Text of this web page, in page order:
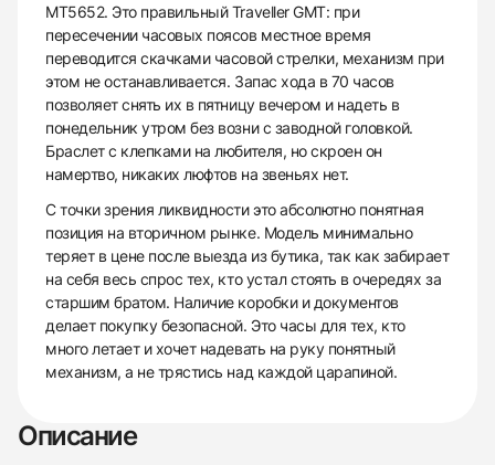
MT5652. Это правильный Traveller GMT: при
пересечении часовых поясов местное время
переводится скачками часовой стрелки, механизм при
этом не останавливается. Запас хода в 70 часов
позволяет снять их в пятницу вечером и надеть в
понедельник утром без возни с заводной головкой.
Браслет с клепками на любителя, но скроен он
намертво, никаких люфтов на звеньях нет.
С точки зрения ликвидности это абсолютно понятная
позиция на вторичном рынке. Модель минимально
теряет в цене после выезда из бутика, так как забирает
на себя весь спрос тех, кто устал стоять в очередях за
старшим братом. Наличие коробки и документов
делает покупку безопасной. Это часы для тех, кто
много летает и хочет надевать на руку понятный
механизм, а не трястись над каждой царапиной.
Описание